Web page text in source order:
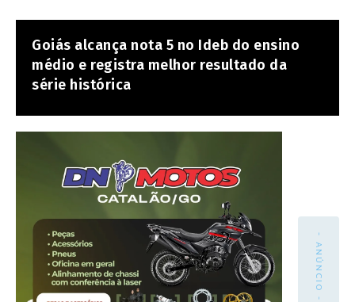
Goiás alcança nota 5 no Ideb do ensino
médio e registra melhor resultado da
série histórica
- ANÚNCIO -